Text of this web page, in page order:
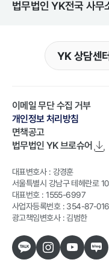
법무법인 YK전국 사무
YK 상담센
이메일 무단 수집 거부
개인정보 처리방침
면책공고
법무법인 YK브로슈어
대표변호사 : 강경훈
서울특별시 강남구 테헤란로
대표번호 : 1555-6997
사업자등록번호 : 354-87-
광고책임변호사 : 김범한